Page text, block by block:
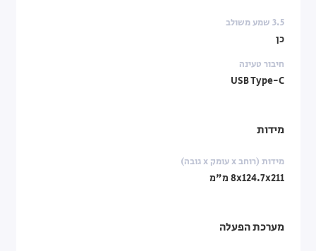
3.5 שמע משולב
כן
חיבור טעינה
USB Type-C
מידות
מידות (רוחב x עומק x גובה)
‎8x124.7x211 מ"מ
מערכת הפעלה